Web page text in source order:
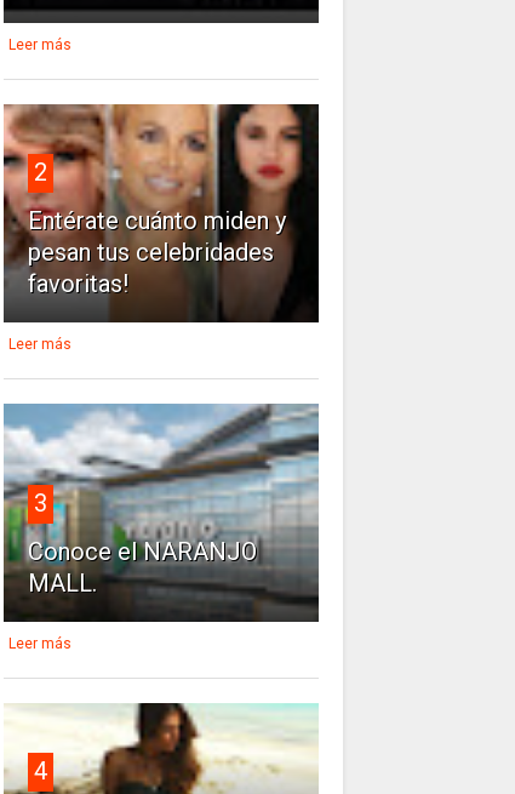
Leer más
2
Entérate cuánto miden y
pesan tus celebridades
favoritas!
Leer más
3
Conoce el NARANJO
MALL.
Leer más
4